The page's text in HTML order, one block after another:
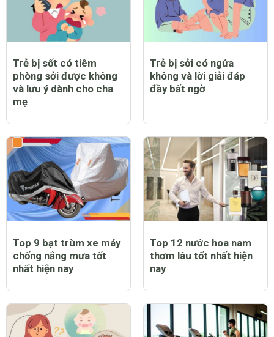
Trẻ bị sốt có tiêm
phòng sởi được không
và lưu ý dành cho cha
mẹ
Trẻ bị sởi có ngứa
không và lời giải đáp
đầy bất ngờ
Top 9 bạt trùm xe máy
chống nắng mưa tốt
nhất hiện nay
Top 12 nước hoa nam
thơm lâu tốt nhất hiện
nay